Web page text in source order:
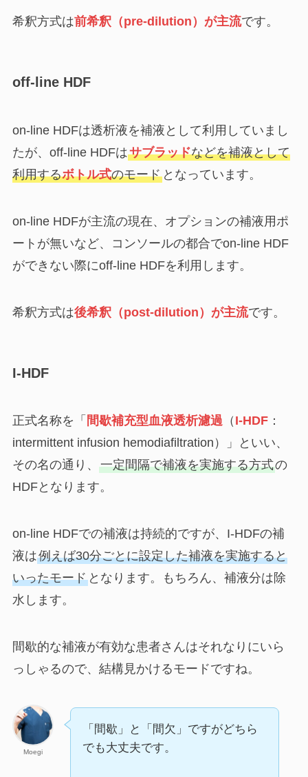
希釈方式は前希釈（pre-dilution）が主流です。
off-line HDF
on-line HDFは透析液を補液として利用していまし
たが、off-line HDFはサブラッドなどを補液として
利用するボトル式のモードとなっています。
on-line HDFが主流の現在、オプションの補液用ポ
ートが無いなど、コンソールの都合でon-line HDF
ができない際にoff-line HDFを利用します。
希釈方式は後希釈（post-dilution）が主流です。
I-HDF
正式名称を「 間歇補充型血液透析濾過（ I-HDF：
intermittent infusion hemodiafiltration）」といい、
その名の通り、 一定間隔で補液を実施する方式の
HDFとなります。
on-line HDFでの補液は持続的ですが、I-HDFの補
液は例えば30分ごとに設定した補液を実施すると
いったモードとなります。もちろん、補液分は除
水します。
間歇的な補液が有効な患者さんはそれなりにいら
っしゃるので、結構見かけるモードですね。
Moegi
「間歇」と「間欠」ですがどちら
でも大丈夫です。